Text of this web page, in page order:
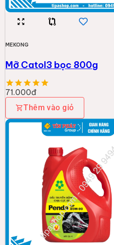
MEKONG
Mỡ Catol3 bọc 800g
71.000đ
Thêm vào giỏ